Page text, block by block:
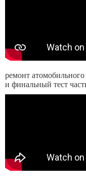
ремонт атомобильного
и финальный тест